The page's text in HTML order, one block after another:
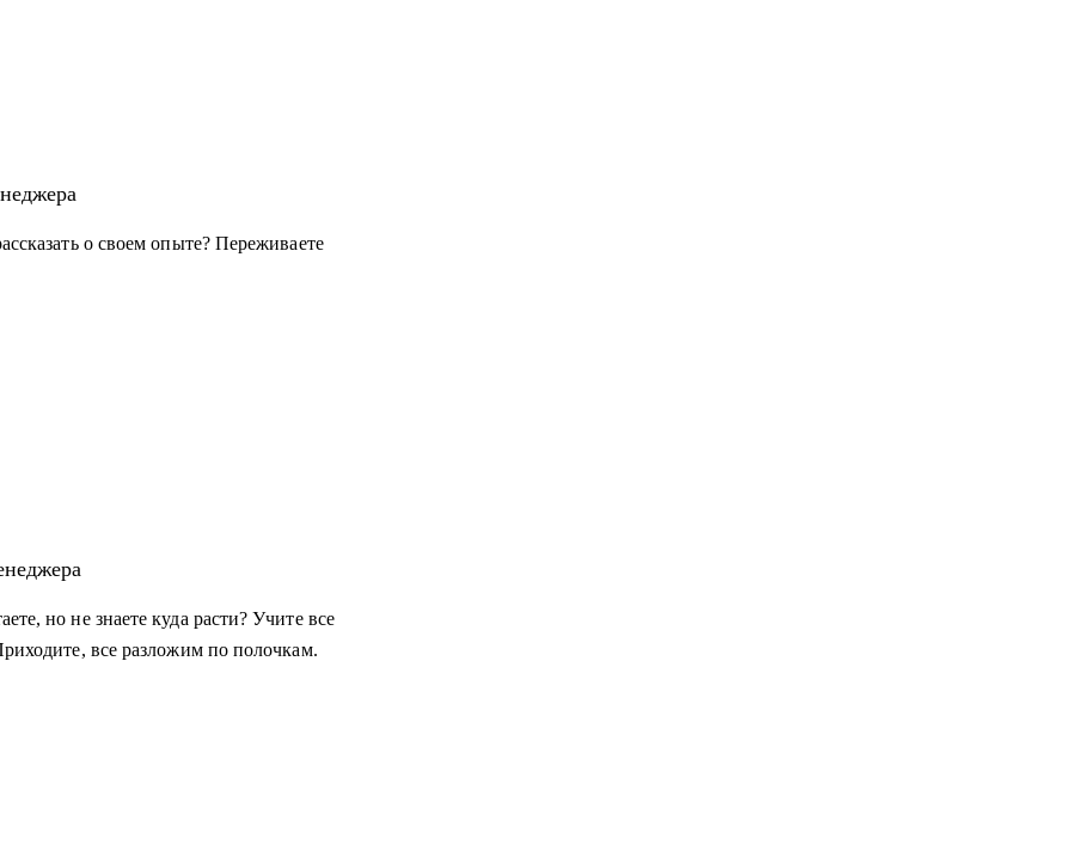
офиса
о своем опыте? Переживаете
но не знаете куда расти? Учите все
все разложим по полочкам.